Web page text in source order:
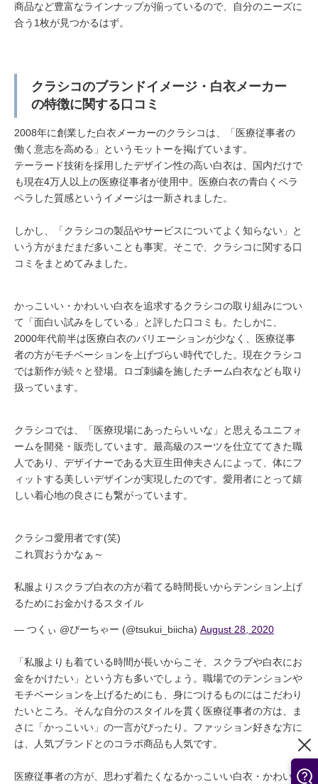
商品など豊富なラインナップが揃っているので、自分のニーズに
合う1枚が見つかるはず。
クラシコのブランドイメージ・白衣メーカー
の特徴に関する口コミ
2008年に創業した白衣メーカーのクラシコは、「医療従事者の
働く意志を高める」というモットーを掲げています。
テーラード技術を採用したデザイン性の高い白衣は、国内だけで
も現在4万人以上の医療従事者が使用中。医療白衣の青白くペラ
ペラした質感というイメージは一新されました。
しかし、「クラシコの製品やサービスについてよく知らない」と
いう方がまだまだ多いことも事実。そこで、クラシコに関する口
コミをまとめてみました。
かっこいい・かわいい白衣を追求するクラシコの取り組みについ
て「面白い試みをしている」と評した口コミも。たしかに、
2000年代前半は医療白衣のバリエーションが少なく、医療従事
者の方がモチベーションを上げづらい時代でした。現在クラシコ
では新作が続々と登場。ロゴ刺繍を施したチーム白衣なども取り
扱っています。
クラシコでは、「医療現場にあったらいいな」と思えるユニフォ
ームを開発・販売しています。最高級のスーツを仕立ててきた職
人であり、デザイナーである大豆生田伸夫さんによって、体にフ
ィットする美しいデザインが実現したのです。愛用者にとって嬉
しい着心地の良さにも繋がっています。
クラシコ愛用者です(笑)
これ買おうかなぁ～
私服よりスクラブ白衣の方が着てる時間長いからテンション上げ
るためにお金かけるスタイル
— つくぃ @びーちゃー (@tsukui_biicha) August 28, 2020
「私服よりも着ている時間が長いからこそ、スクラブや白衣にお
金をかけたい」という方も多いでしょう。職場でのテンションや
モチベーションを上げるためにも、身につけるものにはこだわり
たいところ。そんな自分のスタイルを貫く医療従事者の方は、ま
さに「かっこいい」の一言がぴったり。ファッション好きな方に
は、人気ブランドとのコラボ商品も人気です。
医療従事者の方が、思わず着たくなるかっこいい白衣・かわいい